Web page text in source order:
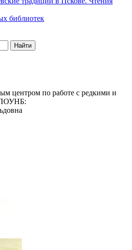
библиотек
Найти
центром по работе с редкими и